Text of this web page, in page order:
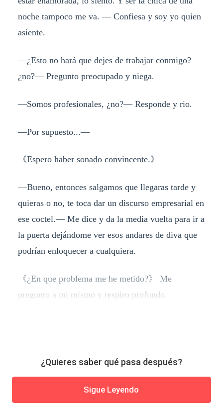
noche tampoco me va. — Confiesa y soy yo quien
asiente.
—¿Esto no hará que dejes de trabajar conmigo?
¿no?— Pregunto preocupado y niega.
—Somos profesionales, ¿no?— Responde y rio.
—Por supuesto...—
《Espero haber sonado convincente.》
—Bueno, entonces salgamos que llegaras tarde y
quieras o no, te toca dar un discurso empresarial en
ese coctel.— Me dice y da la media vuelta para ir a
la puerta dejándome ver esos andares de diva que
podrían enloquecer a cualquiera.
《¿En que problema me he metido?》
Me
pregunto a mi mismo y respiro profundo.
¿Quieres saber qué pasa después?
Sigue Leyendo